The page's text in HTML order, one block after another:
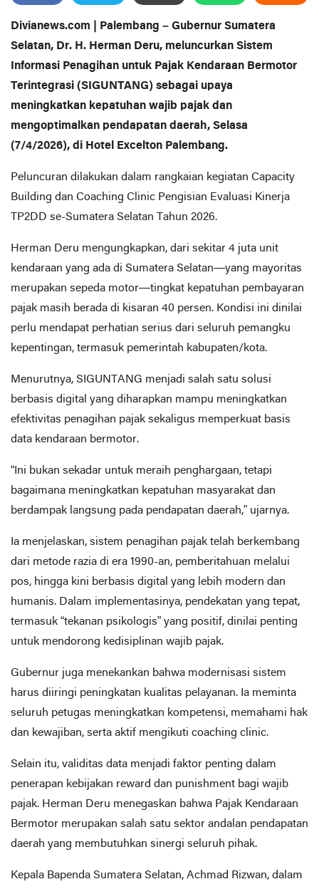
Divianews.com | Palembang – Gubernur Sumatera
Selatan, Dr. H. Herman Deru, meluncurkan Sistem
Informasi Penagihan untuk Pajak Kendaraan Bermotor
Terintegrasi (SIGUNTANG) sebagai upaya
meningkatkan kepatuhan wajib pajak dan
mengoptimalkan pendapatan daerah, Selasa
(7/4/2026), di Hotel Excelton Palembang.
Peluncuran dilakukan dalam rangkaian kegiatan Capacity
Building dan Coaching Clinic Pengisian Evaluasi Kinerja
TP2DD se-Sumatera Selatan Tahun 2026.
Herman Deru mengungkapkan, dari sekitar 4 juta unit
kendaraan yang ada di Sumatera Selatan—yang mayoritas
merupakan sepeda motor—tingkat kepatuhan pembayaran
pajak masih berada di kisaran 40 persen. Kondisi ini dinilai
perlu mendapat perhatian serius dari seluruh pemangku
kepentingan, termasuk pemerintah kabupaten/kota.
Menurutnya, SIGUNTANG menjadi salah satu solusi
berbasis digital yang diharapkan mampu meningkatkan
efektivitas penagihan pajak sekaligus memperkuat basis
data kendaraan bermotor.
“Ini bukan sekadar untuk meraih penghargaan, tetapi
bagaimana meningkatkan kepatuhan masyarakat dan
berdampak langsung pada pendapatan daerah,” ujarnya.
Ia menjelaskan, sistem penagihan pajak telah berkembang
dari metode razia di era 1990-an, pemberitahuan melalui
pos, hingga kini berbasis digital yang lebih modern dan
humanis. Dalam implementasinya, pendekatan yang tepat,
termasuk “tekanan psikologis” yang positif, dinilai penting
untuk mendorong kedisiplinan wajib pajak.
Gubernur juga menekankan bahwa modernisasi sistem
harus diiringi peningkatan kualitas pelayanan. Ia meminta
seluruh petugas meningkatkan kompetensi, memahami hak
dan kewajiban, serta aktif mengikuti coaching clinic.
Selain itu, validitas data menjadi faktor penting dalam
penerapan kebijakan reward dan punishment bagi wajib
pajak. Herman Deru menegaskan bahwa Pajak Kendaraan
Bermotor merupakan salah satu sektor andalan pendapatan
daerah yang membutuhkan sinergi seluruh pihak.
Kepala Bapenda Sumatera Selatan, Achmad Rizwan, dalam